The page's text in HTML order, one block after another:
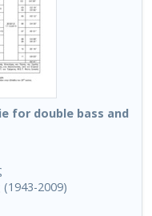
for double bass and
2009)